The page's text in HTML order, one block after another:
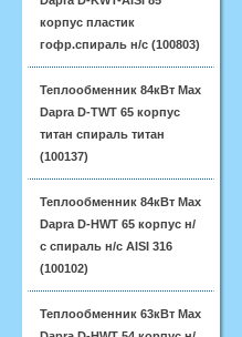
корпус пластик
гофр.спираль н/с (100803)
Теплообменник 84кВт Max
Dapra D-TWT 65 корпус
титан спираль титан
(100137)
Теплообменник 84кВт Max
Dapra D-HWT 65 корпус н/
с спираль н/с AISI 316
(100102)
Теплообменник 63кВт Max